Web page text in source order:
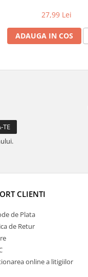
27,99 Lei
ADAUGA IN COS
CLIENTI
de Plata
de Retur
online a litigiilor